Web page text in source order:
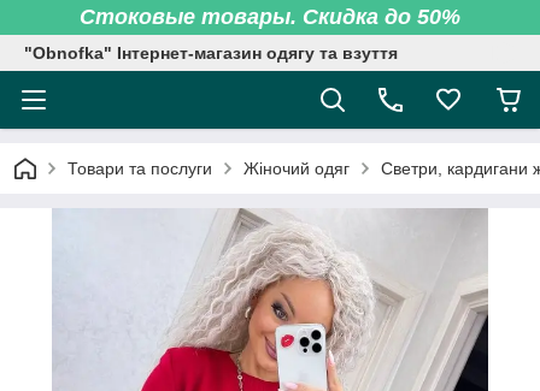
Стоковые товары. Скидка до 50%
"Obnofka" Інтернет-магазин одягу та взуття
Товари та послуги Жіночий одяг Светри, кардигани